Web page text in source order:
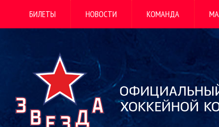
БИЛЕТЫ НОВОСТИ КОМАНДА